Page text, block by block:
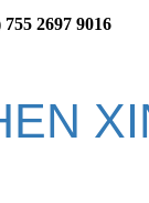
2697 9016